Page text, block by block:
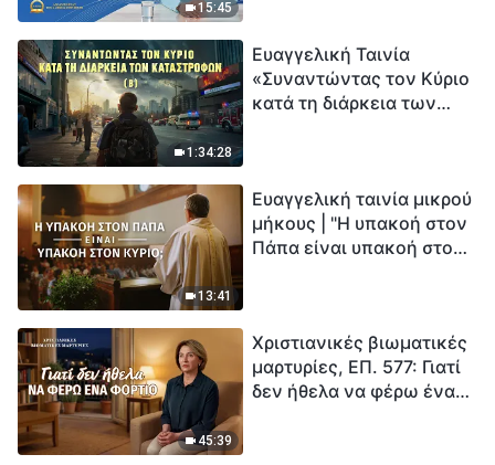
15:45
1:34:28
Ευαγγελική Ταινία
«Συναντώντας τον Κύριο
κατά τη διάρκεια των
εξαφάνισης». Οι
καταστροφές χτυπούν.
Ξεκινά η αντίστροφη
13:41
Ευαγγελική ταινία μικρού
μήκους | "Η υπακοή στον
Πάπα είναι υπακοή στον
45:39
Χριστιανικές βιωματικές
μαρτυρίες, ΕΠ. 577: Γιατί
δεν ήθελα να φέρω ένα